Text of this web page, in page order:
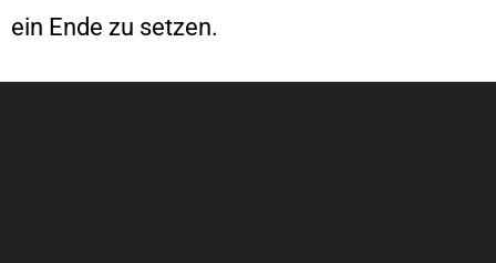
ein Ende zu setzen.